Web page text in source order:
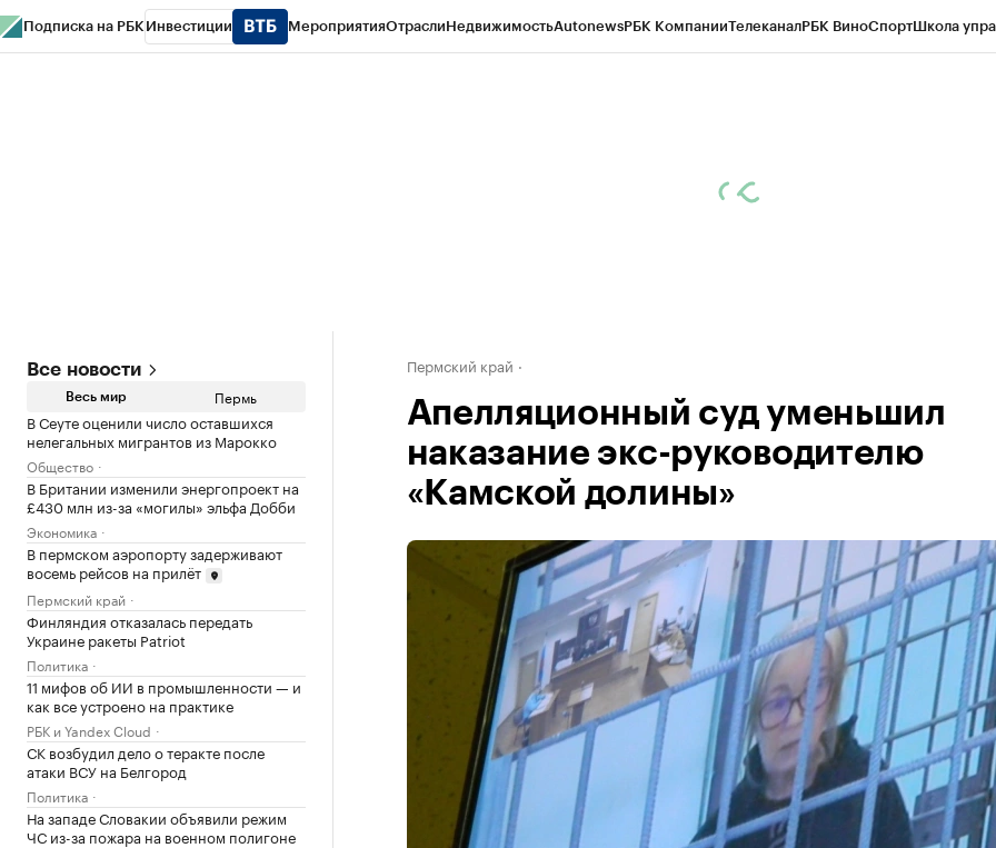
Подписка на РБК Инвестиции МероприятияОтраслиНедвижимостьAutonewsРБК КомпанииТелеканалРБК ВиноСпортШкола
Все новости
Весь мир Пермь
В Сеуте оценили число оставшихся
нелегальных мигрантов из Марокко
Общество
В Британии изменили энергопроект на
£430 млн из-за «могилы» эльфа Добби
Экономика
В пермском аэропорту задерживают
восемь рейсов на прилёт
Пермский край
Финляндия отказалась передать
Украине ракеты Patriot
Политика
11 мифов об ИИ в промышленности — и
как все устроено на практике
РБК и Yandex Cloud
СК возбудил дело о теракте после
атаки ВСУ на Белгород
Политика
На западе Словакии объявили режим
ЧС из-за пожара на военном полигоне
Пермский край
Апелляционный суд уменьшил
наказание экс-руководителю
«Камской долины»